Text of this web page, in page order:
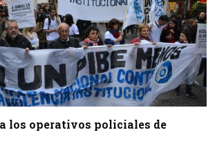
los operativos policiales de